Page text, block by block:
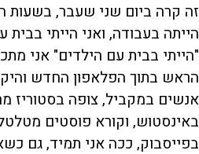
זה קרה ביום שני שעבר, בשעות
הייתה בעבודה, ואני הייתי
"הייתי בבית עם הילדים" אני
הראש בתוך הפלאפון החדש
אנשים במקביל, צופה בסטוריז
באינסטוש, וקורא פוסטים
בפייסבוק, ככה אני תמיד, גם